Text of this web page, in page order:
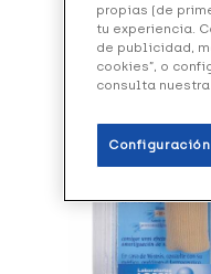
propias (de
tu experiencia.
de publicidad,
cookies”, o
consulta nuestra